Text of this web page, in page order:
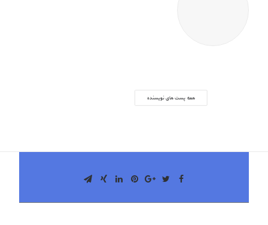
همه پست های نویسنده